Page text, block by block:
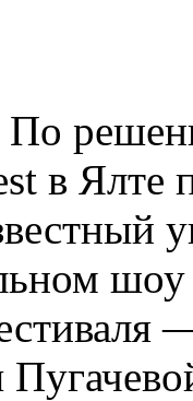
По
в Ялте